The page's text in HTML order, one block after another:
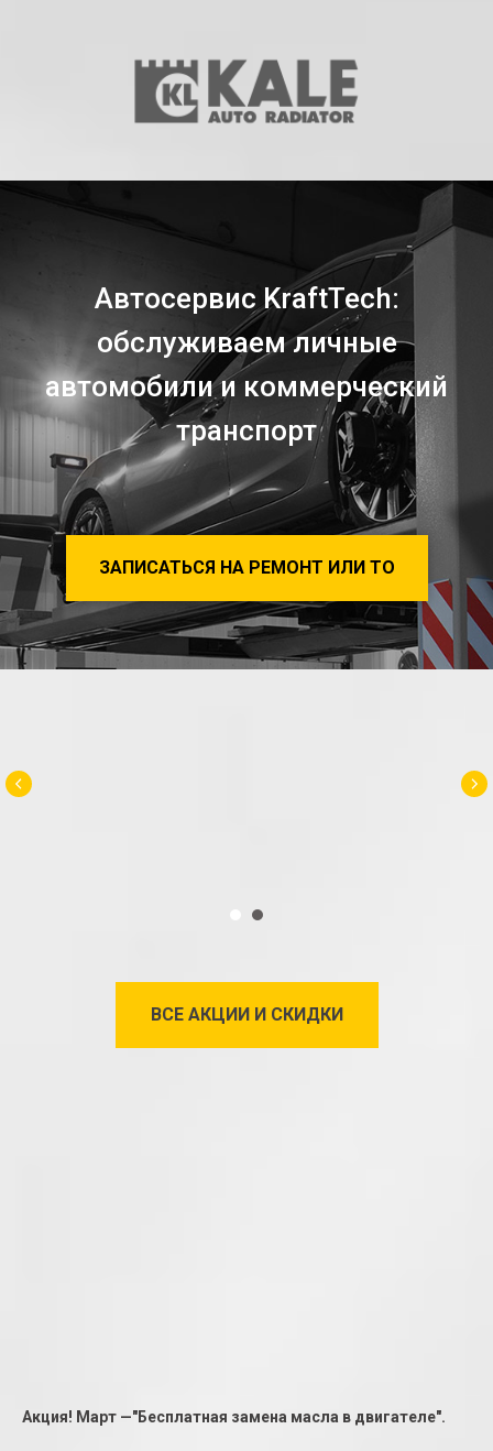
Автосервис KraftTech:
обслуживаем личные
автомобили и коммерческий
транспорт
ЗАПИСАТЬСЯ НА РЕМОНТ ИЛИ ТО
ВСЕ АКЦИИ И СКИДКИ
Акция! Март —"Бесплатная замена масла в двигателе".